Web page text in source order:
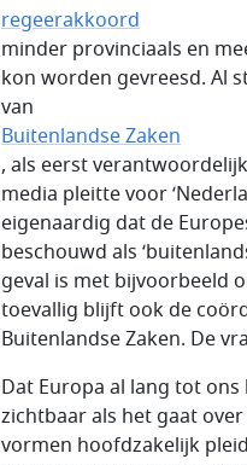
regeerakkoord
minder provinciaals en
kon worden gevreesd. Al
van
Buitenlandse Zaken
, als eerst
media pleitte voor
eigenaardig dat de
beschouwd als
geval is met bijvoorbeeld
toevallig blijft ook de
Buitenlandse Zaken. De
Dat Europa al lang tot
zichtbaar als het gaat
vormen hoofdzakelijk